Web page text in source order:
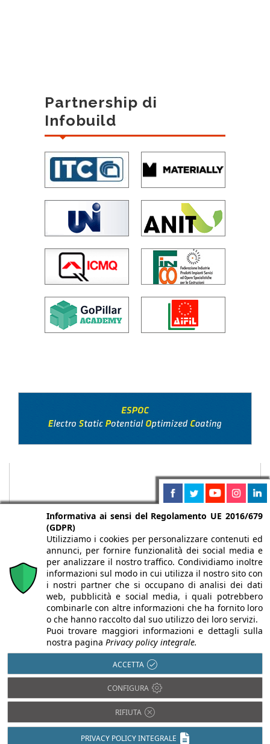
Partnership di
Infobuild
Chi siamo Autori Per la tua pubblicità
Iscriviti alla
newsletter
Infobuild è testata registrata presso il Tribunale di Milano al n° 63
dell’8/3/2013 - ISSN 2282-2267
© 2000-2026 Infoweb srl - P.IVA 13155920153 - Tutti i diritti
riservati |Privacy
Informativa ai sensi del Regolamento UE 2016/679
(GDPR)
Utilizziamo i cookies per personalizzare contenuti ed
annunci, per fornire funzionalità dei social media e
per analizzare il nostro traffico. Condividiamo inoltre
informazioni sul modo in cui utilizza il nostro sito con
i nostri partner che si occupano di analisi dei dati
web, pubblicità e social media, i quali potrebbero
combinarle con altre informazioni che ha fornito loro
o che hanno raccolto dal suo utilizzo dei loro servizi.
Puoi trovare maggiori informazioni e dettagli sulla
nostra pagina Privacy policy integrale.
ACCETTA
CONFIGURA
RIFIUTA
PRIVACY POLICY INTEGRALE